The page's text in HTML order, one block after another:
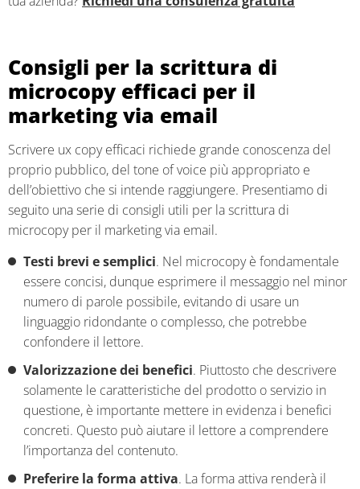
Consigli per la scrittura di
microcopy efficaci per il
marketing via email
Scrivere ux copy efficaci richiede grande conoscenza del
proprio pubblico, del tone of voice più appropriato e
dell’obiettivo che si intende raggiungere. Presentiamo di
seguito una serie di consigli utili per la scrittura di
microcopy per il marketing via email.
Testi brevi e semplici. Nel microcopy è fondamentale
essere concisi, dunque esprimere il messaggio nel minor
numero di parole possibile, evitando di usare un
linguaggio ridondante o complesso, che potrebbe
confondere il lettore.
Valorizzazione dei benefici. Piuttosto che descrivere
solamente le caratteristiche del prodotto o servizio in
questione, è importante mettere in evidenza i benefici
concreti. Questo può aiutare il lettore a comprendere
l’importanza del contenuto.
Preferire la forma attiva. La forma attiva renderà il